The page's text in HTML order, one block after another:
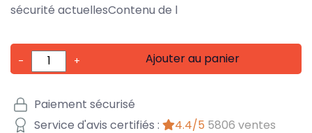
sécurité actuellesContenu de l
- + Ajouter au panier
Paiement sécurisé
Service d'avis certifiés :
4.4/5 5806 ventes